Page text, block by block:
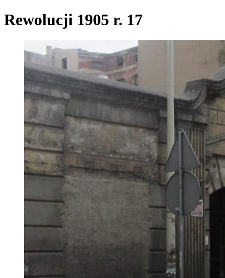
Rewolucji 1905 r. 17